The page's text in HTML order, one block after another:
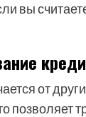
вы
от
позволяет